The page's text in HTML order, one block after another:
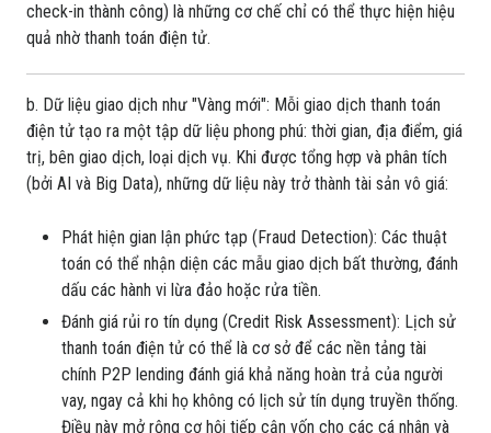
check-in thành công) là những cơ chế chỉ có thể thực hiện hiệu
quả nhờ thanh toán điện tử.
b. Dữ liệu giao dịch như "Vàng mới": Mỗi giao dịch thanh toán
điện tử tạo ra một tập dữ liệu phong phú: thời gian, địa điểm, giá
trị, bên giao dịch, loại dịch vụ. Khi được tổng hợp và phân tích
(bởi AI và Big Data), những dữ liệu này trở thành tài sản vô giá:
Phát hiện gian lận phức tạp (Fraud Detection): Các thuật
toán có thể nhận diện các mẫu giao dịch bất thường, đánh
dấu các hành vi lừa đảo hoặc rửa tiền.
Đánh giá rủi ro tín dụng (Credit Risk Assessment): Lịch sử
thanh toán điện tử có thể là cơ sở để các nền tảng tài
chính P2P lending đánh giá khả năng hoàn trả của người
vay, ngay cả khi họ không có lịch sử tín dụng truyền thống.
Điều này mở rộng cơ hội tiếp cận vốn cho các cá nhân và